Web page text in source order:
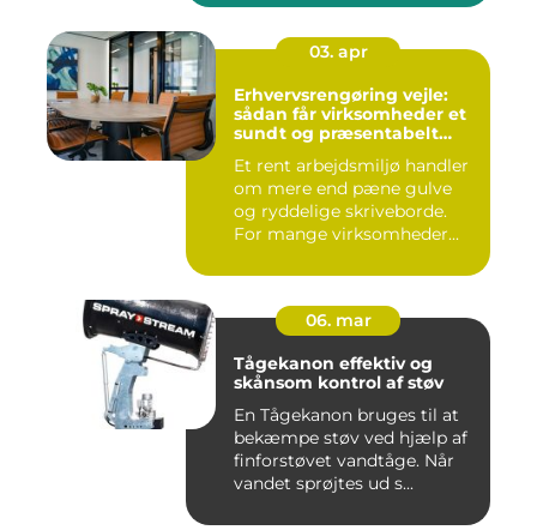
03. apr
Erhvervsrengøring vejle:
sådan får virksomheder et
sundt og præsentabelt
Et rent arbejdsmiljø handler
om mere end pæne gulve
og ryddelige skriveborde.
For mange virksomheder...
06. mar
Tågekanon effektiv og
skånsom kontrol af støv
En Tågekanon bruges til at
bekæmpe støv ved hjælp af
finforstøvet vandtåge. Når
vandet sprøjtes ud s...